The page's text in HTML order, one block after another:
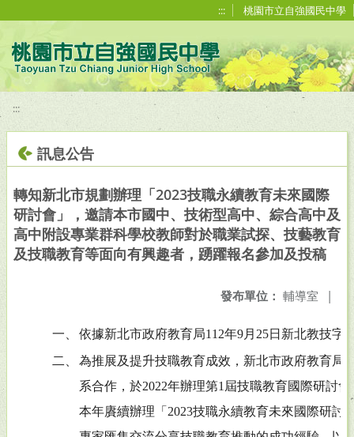
::: 桃園市立自強國民中學
:::
訊息公告
轉知新北市規劃辦理「2023技職永續教育未來國際
研討會」，邀請本市國中、技術型高中、綜合高中及
高中附設專業群科學校教師對於職業試探、技藝教育
及技職教育等面向有興趣者，踴躍報名參加及投稿
發布單位： 輔導室 |
一、
依據新北市政府教育局112年9月25日新北教技字
二、
為推展及提升技職教育成效，新北市政府教育局
系合作，於2022年辦理第1屆技職教育國際研討
本年賡續辦理「2023技職永續教育未來國際研討